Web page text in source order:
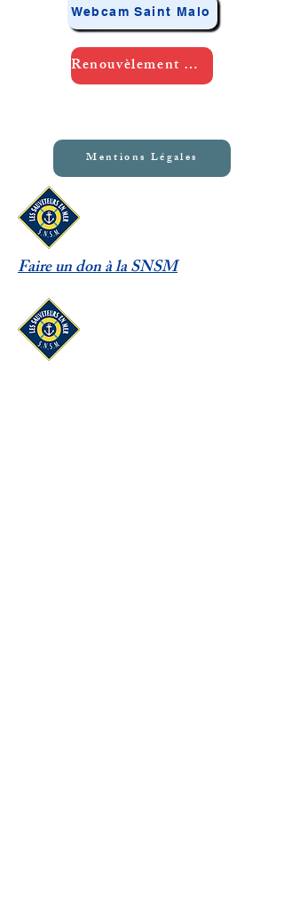
Webcam Saint Malo
Renouvèlement Adhésion 2026
Mentions Légales
Faire un don à la SNSM